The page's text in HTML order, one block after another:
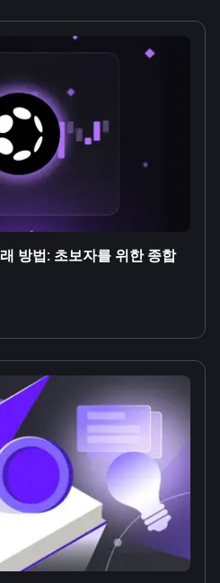
방법: 초보자를 위한 종합